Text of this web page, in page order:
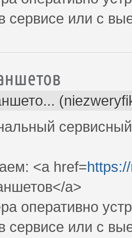
сервисе или с
<a href=
a>
оперативно
сервисе или с